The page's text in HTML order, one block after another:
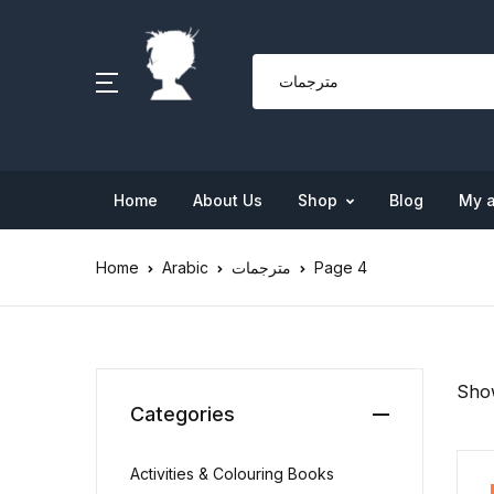
Home About Us Shop Blog My
Home Arabic مترجمات Page 4
Categories
Activities & Colouring Books